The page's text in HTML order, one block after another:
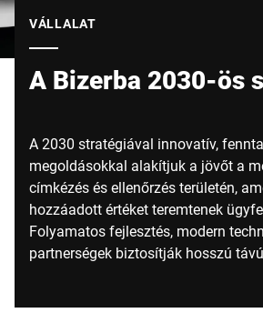
VÁLLALAT
A Bizerba 2030-ös
A 2030 stratégiával innovatív,
megoldásokkal alakítjuk a jövőt a
címkézés és ellenőrzés területén,
hozzáadott értéket teremtenek
Folyamatos fejlesztés, modern
partnerségek biztosítják hosszú